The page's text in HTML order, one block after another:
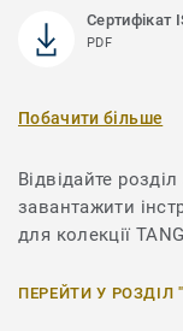
Сертифікат
PDF
Побачити більше
Відвідайте
завантажити
для колекції
ПЕРЕЙТИ У